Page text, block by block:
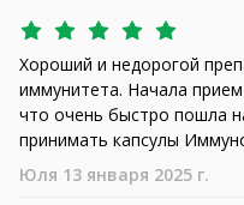
Хороший и недорогой
иммунитета. Начала
что очень быстро пошла
принимать капсулы
Юля 13 января 2025 г.